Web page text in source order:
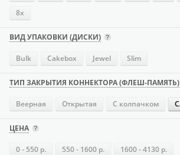
8x
ВИД УПАКОВКИ (ДИСКИ)
Bulk Cakebox Jewel Slim
ТИП ЗАКРЫТИЯ КОННЕКТОРА (ФЛЕШ-ПАМЯТЬ)
Веерная Открытая С колпачком
ЦЕНА
0 - 550 р. 550 - 1600 р. 1600 - 4130 р.